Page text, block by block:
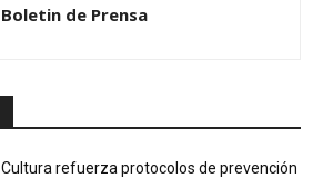
Boletin de Prensa
Cultura refuerza protocolos de prevención